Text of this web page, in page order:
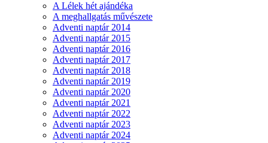
A Lélek hét ajándéka
A meghallgatás művészete
Adventi naptár 2014
Adventi naptár 2015
Adventi naptár 2016
Adventi naptár 2017
Adventi naptár 2018
Adventi naptár 2019
Adventi naptár 2020
Adventi naptár 2021
Adventi naptár 2022
Adventi naptár 2023
Adventi naptár 2024